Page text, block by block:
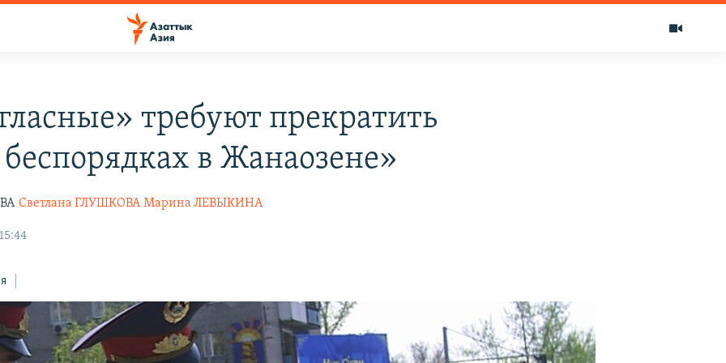
требуют прекратить
беспорядках в Жанаозене»
Светлана ГЛУШКОВА Марина ЛЕВЫКИНА